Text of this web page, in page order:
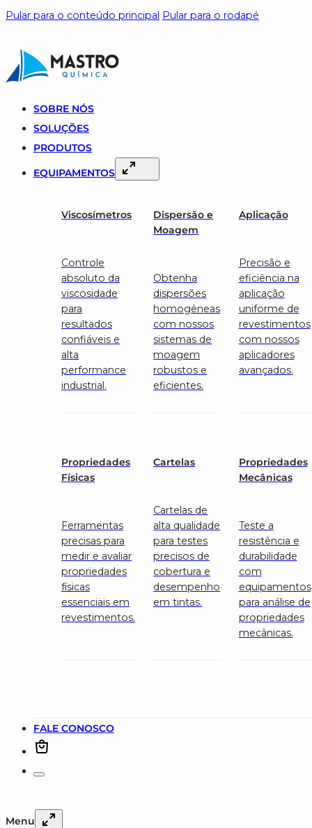
Pular para o conteúdo principal Pular para o rodapé
SOBRE NÓS
SOLUÇÕES
PRODUTOS
EQUIPAMENTOS
Viscosímetros
Controle
absoluto da
viscosidade
para
resultados
confiáveis e
alta
performance
industrial.
Dispersão e
Moagem
Obtenha
dispersões
homogêneas
com nossos
sistemas de
moagem
robustos e
eficientes.
Aplicação
Precisão e
eficiência na
aplicação
uniforme de
revestimentos
com nossos
aplicadores
avançados.
Propriedades
Físicas
Ferramentas
precisas para
medir e avaliar
propriedades
físicas
essenciais em
revestimentos.
Cartelas
Cartelas de
alta qualidade
para testes
precisos de
cobertura e
desempenho
em tintas.
Propriedades
Mecânicas
Teste a
resistência e
durabilidade
com
equipamentos
para análise de
propriedades
mecânicas.
FALE CONOSCO
Menu